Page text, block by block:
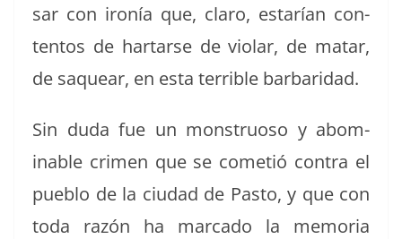
sar con ironía que, claro, estarían con­
tentos de har­tarse de vio­lar, de matar,
de saque­ar, en esta ter­ri­ble barbaridad.
Sin duda fue un mon­stru­oso y abom­
inable crimen que se cometió con­tra el
pueblo de la ciu­dad de Pas­to, y que con
toda razón ha mar­ca­do la memo­ria